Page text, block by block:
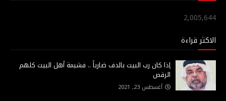
2,005,644
الاكثر قراءة
إذا كان رب البيت بالدف ضارباً .. فشيمة أهل البيت كلهم
الرقص
أغسطس 23, 2021